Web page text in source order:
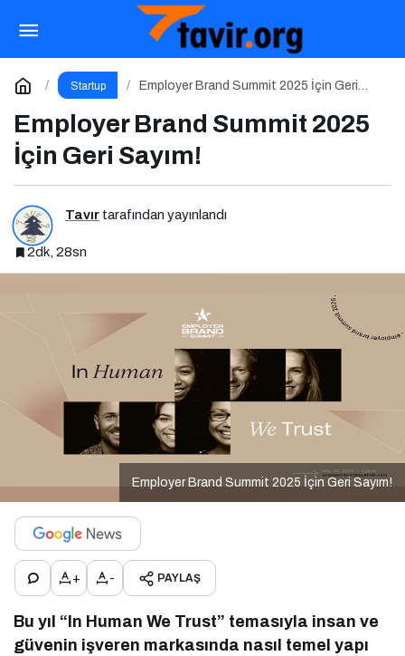
Startup
Employer Brand Summit 2025 İçin Geri
Employer Brand Summit 2025
İçin Geri Sayım!
Tavır tarafından yayınlandı
2dk, 28sn
Employer Brand Summit 2025 İçin Geri Sayım!
+ - PAYLAŞ
Bu yıl “In Human We Trust” temasıyla insan ve
güvenin işveren markasında nasıl temel yapı
Kişisel Marka Yönetimi 1.0 Etkinliği
Yorum Yap